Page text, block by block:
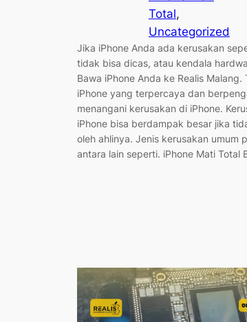
Total
Uncategorized
Jika iPhone Anda ada kerusakan
tidak bisa dicas, atau kendala
Bawa iPhone Anda ke Realis
iPhone yang terpercaya dan
menangani kerusakan di iPhone.
iPhone bisa berdampak besar jika
oleh ahlinya. Jenis kerusakan umum
antara lain seperti. iPhone Mati Total